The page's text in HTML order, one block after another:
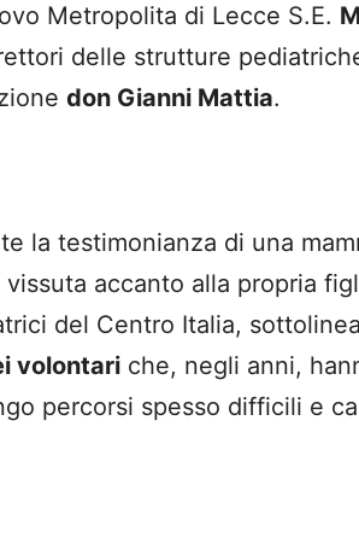
Metropolita di Lecce S.E.
delle strutture
don Gianni Mattia.
la testimonianza di una
vissuta accanto alla propria
del Centro Italia,
volontari che, negli anni,
percorsi spesso difficili e